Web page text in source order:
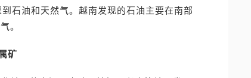
石油和天然气。越南发现的石油主要在南部
。
矿